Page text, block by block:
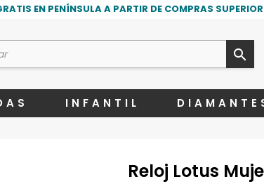
EN PENÍNSULA A PARTIR DE COMPRAS
search
INFANTIL
Reloj Lotus